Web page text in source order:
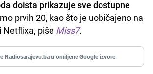
doista prikazuje sve dostupne
prvih 20, kao što je uobičajeno na
Netflixa, piše Miss7.
Radiosarajevo.ba u omiljene Google izvore